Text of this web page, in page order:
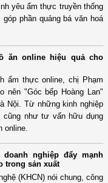
yêu ẩm thực truyền thống
phần quảng bá văn hoá
ăn online hiệu quả cho
ẩm thực online, chị Phạm
nên "Góc bếp Hoàng Lan"
Nội. Từ những kinh nghiệp
như tư vấn hữu dụng
online.
nghiệp đẩy mạnh
trong sản xuất
(KHCN) nói chung, công